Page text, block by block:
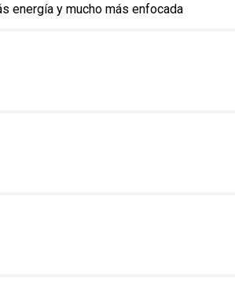
energía y mucho más enfocada